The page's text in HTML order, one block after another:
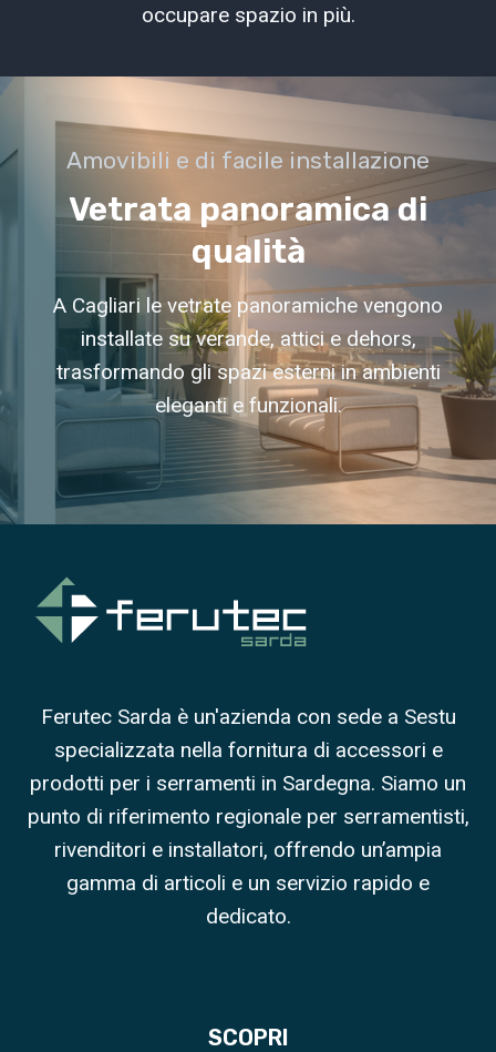
occupare spazio in più.
Amovibili e di facile installazione
Vetrata panoramica di
qualità
A Cagliari le vetrate panoramiche vengono
installate su verande, attici e dehors,
trasformando gli spazi esterni in ambienti
eleganti e funzionali.
Ferutec Sarda è un'azienda con sede a Sestu
specializzata nella fornitura di accessori e
prodotti per i serramenti in Sardegna. Siamo un
punto di riferimento regionale per serramentisti,
rivenditori e installatori, offrendo un’ampia
gamma di articoli e un servizio rapido e
dedicato.
SCOPRI